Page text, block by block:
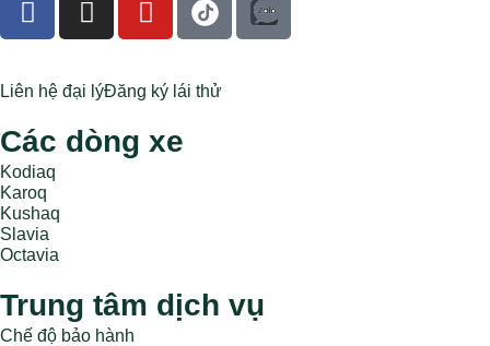
Liên hệ đại lýĐăng ký lái thử
Các dòng xe
Kodiaq
Karoq
Kushaq
Slavia
Octavia
Trung tâm dịch vụ
Chế độ bảo hành